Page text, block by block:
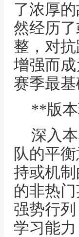
了浓厚
然经历
整，对
增强而
赛季最
**版
深入
队的平
持或机
的非热
强势行
学习能